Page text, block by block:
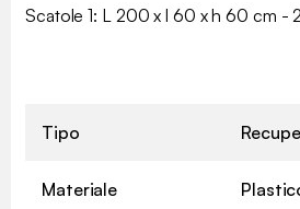
Scatole 1: L 200 x l 60 x h 60 cm -
Tipo
Materiale